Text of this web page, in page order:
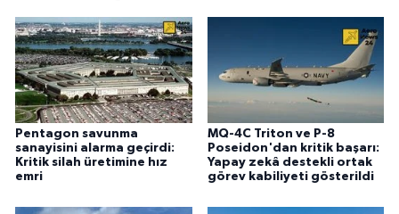
Pentagon savunma
sanayisini alarma geçirdi:
Kritik silah üretimine hız
emri
MQ-4C Triton ve P-8
Poseidon'dan kritik başarı:
Yapay zekâ destekli ortak
görev kabiliyeti gösterildi